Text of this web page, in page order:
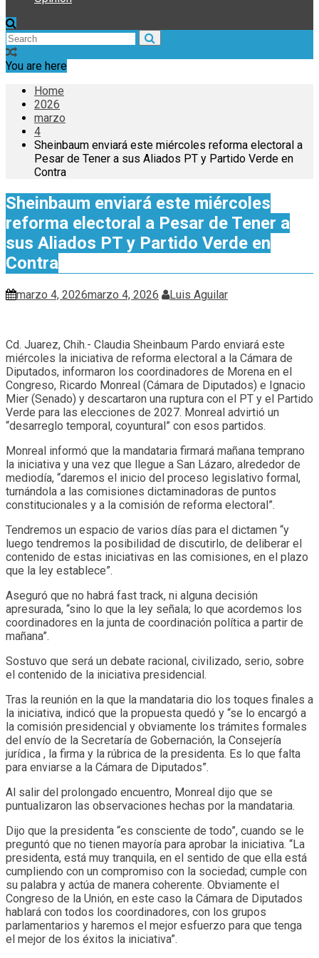
You are here
Home
2026
marzo
4
Sheinbaum enviará este miércoles reforma electoral a
Pesar de Tener a sus Aliados PT y Partido Verde en
Contra
Sheinbaum enviará este miércoles
reforma electoral a Pesar de Tener a
sus Aliados PT y Partido Verde en
Contra
marzo 4, 2026marzo 4, 2026 Luis Aguilar
Cd. Juarez, Chih.- Claudia Sheinbaum Pardo enviará este
miércoles la iniciativa de reforma electoral a la Cámara de
Diputados, informaron los coordinadores de Morena en el
Congreso, Ricardo Monreal (Cámara de Diputados) e Ignacio
Mier (Senado) y descartaron una ruptura con el PT y el Partido
Verde para las elecciones de 2027. Monreal advirtió un
“desarreglo temporal, coyuntural” con esos partidos.
Monreal informó que la mandataria firmará mañana temprano
la iniciativa y una vez que llegue a San Lázaro, alrededor de
mediodía, “daremos el inicio del proceso legislativo formal,
turnándola a las comisiones dictaminadoras de puntos
constitucionales y a la comisión de reforma electoral”.
Tendremos un espacio de varios días para el dictamen “y
luego tendremos la posibilidad de discutirlo, de deliberar el
contenido de estas iniciativas en las comisiones, en el plazo
que la ley establece”.
Aseguró que no habrá fast track, ni alguna decisión
apresurada, “sino lo que la ley señala; lo que acordemos los
coordinadores en la junta de coordinación política a partir de
mañana”.
Sostuvo que será un debate racional, civilizado, serio, sobre
el contenido de la iniciativa presidencial.
Tras la reunión en la que la mandataria dio los toques finales a
la iniciativa, indicó que la propuesta quedó y “se lo encargó a
la comisión presidencial y obviamente los trámites formales
del envío de la Secretaría de Gobernación, la Consejería
jurídica , la firma y la rúbrica de la presidenta. Es lo que falta
para enviarse a la Cámara de Diputados”.
Al salir del prolongado encuentro, Monreal dijo que se
puntualizaron las observaciones hechas por la mandataria.
Dijo que la presidenta “es consciente de todo”, cuando se le
preguntó que no tienen mayoría para aprobar la iniciativa. “La
presidenta, está muy tranquila, en el sentido de que ella está
cumpliendo con un compromiso con la sociedad; cumple con
su palabra y actúa de manera coherente. Obviamente el
Congreso de la Unión, en este caso la Cámara de Diputados
hablará con todos los coordinadores, con los grupos
parlamentarios y haremos el mejor esfuerzo para que tenga
el mejor de los éxitos la iniciativa”.